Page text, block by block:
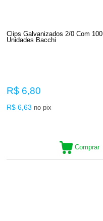
Clips Galvanizados 2/0 Com 100
Unidades Bacchi
R$ 6,80
R$ 6,63 no pix
Comprar